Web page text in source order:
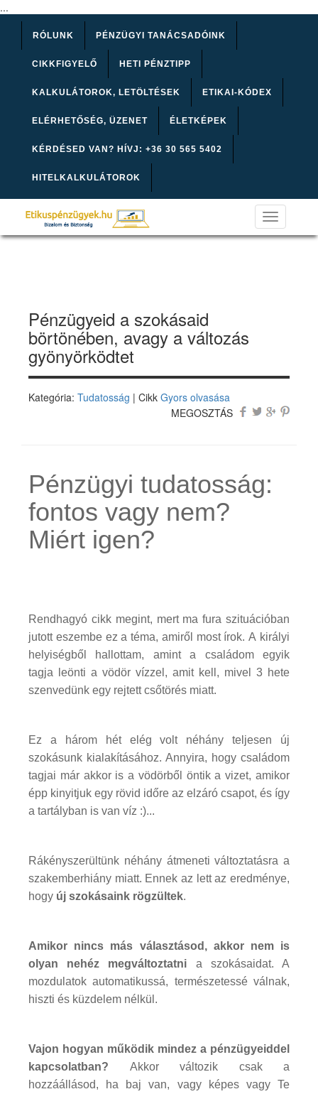
...
RÓLUNK PÉNZÜGYI TANÁCSADÓINK
CIKKFIGYELŐ HETI PÉNZTIPP
KALKULÁTOROK, LETÖLTÉSEK ETIKAI-KÓDEX
ELÉRHETŐSÉG, ÜZENET ÉLETKÉPEK
KÉRDÉSED VAN? HÍVJ: +36 30 565 5402
HITELKALKULÁTOROK
Toggle
navigation
Pénzügyeid a szokásaid
börtönében, avagy a változás
gyönyörködtet
Kategória: Tudatosság | Cikk Gyors olvasása
MEGOSZTÁS
Pénzügyi tudatosság:
fontos vagy nem?
Miért igen?
Rendhagyó cikk megint, mert ma fura szituációban
jutott eszembe ez a téma, amiről most írok. A királyi
helyiségből hallottam, amint a családom egyik
tagja leönti a vödör vízzel, amit kell, mivel 3 hete
szenvedünk egy rejtett csőtörés miatt.
Ez a három hét elég volt néhány teljesen új
szokásunk kialakításához. Annyira, hogy családom
tagjai már akkor is a vödörből öntik a vizet, amikor
épp kinyitjuk egy rövid időre az elzáró csapot, és így
a tartályban is van víz :)...
Rákényszerültünk néhány átmeneti változtatásra a
szakemberhiány miatt. Ennek az lett az eredménye,
hogy új szokásaink rögzültek.
Amikor nincs más választásod, akkor nem is
olyan nehéz megváltoztatni a szokásaidat. A
mozdulatok automatikussá, természetessé válnak,
hiszti és küzdelem nélkül.
Vajon hogyan működik mindez a pénzügyeiddel
kapcsolatban? Akkor változik csak a
hozzáállásod, ha baj van, vagy képes vagy Te